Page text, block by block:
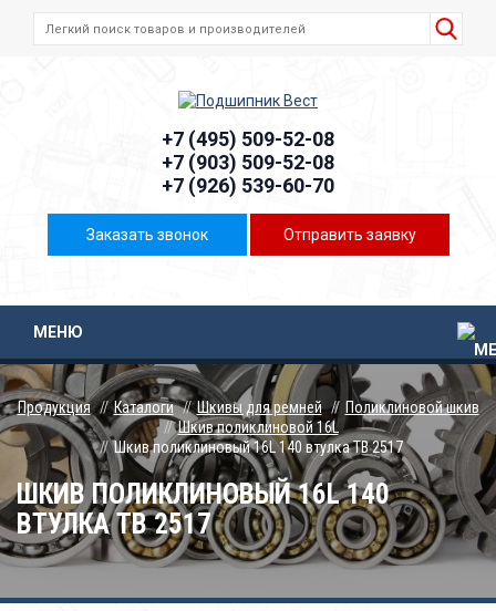
+7 (495) 509-52-08
+7 (903) 509-52-08
+7 (926) 539-60-70
Заказать звонок Отправить заявку
МЕНЮ
Продукция Каталоги Шкивы для ремней
Поликлиновой шкив
Шкив поликлиновой 16L
Шкив поликлиновый 16L 140 втулка ТВ 2517
ШКИВ ПОЛИКЛИНОВЫЙ 16L 140
ВТУЛКА ТВ 2517